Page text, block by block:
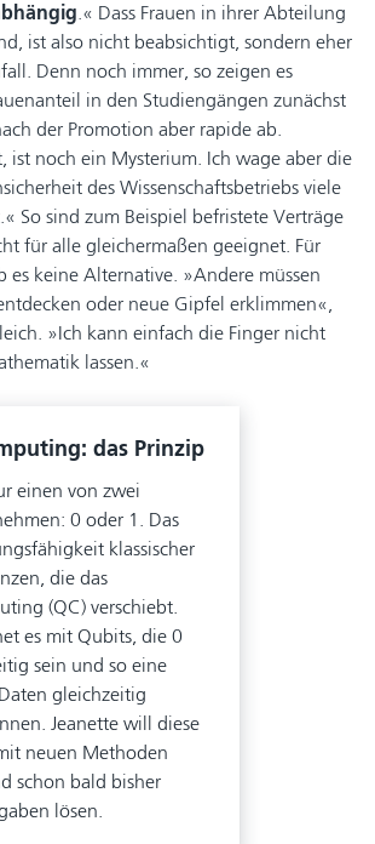
.« Dass Frauen in ihrer Abteilung
ist also nicht beabsichtigt, sondern eher
Denn noch immer, so zeigen es
in den Studiengängen zunächst
der Promotion aber rapide ab.
ist noch ein Mysterium. Ich wage aber die
des Wissenschaftsbetriebs viele
So sind zum Beispiel befristete Verträge
für alle gleichermaßen geeignet. Für
es keine Alternative. »Andere müssen
oder neue Gipfel erklimmen«,
»Ich kann einfach die Finger nicht
lassen.«
das Prinzip
einen von zwei
0 oder 1. Das
klassischer
die das
(QC) verschiebt.
es mit Qubits, die 0
sein und so eine
gleichzeitig
Jeanette will diese
neuen Methoden
schon bald bisher
lösen.